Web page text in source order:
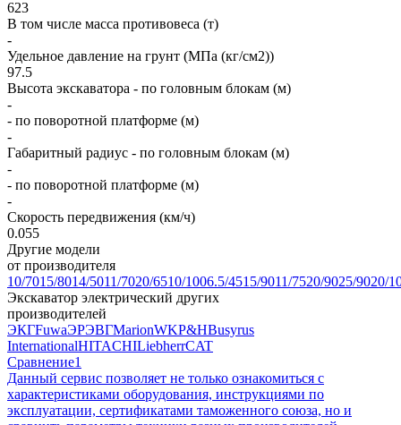
623
В том числе масса противовеса (т)
-
Удельное давление на грунт (МПа (кг/см2))
97.5
Высота экскаватора - по головным блокам (м)
-
- по поворотной платформе (м)
-
Габаритный радиус - по головным блокам (м)
-
- по поворотной платформе (м)
-
Скорость передвижения (км/ч)
0.055
Другие модели
от производителя
10/7015/8014/5011/7020/6510/1006.5/4515/9011/7520/9025/9020/
Экскаватор электрический других
производителей
ЭКГFuwaЭРЭВГMarionWKP&HBusyrus
InternationalHITACHILiebherrCAT
Сравнение1
Данный сервис позволяет не только ознакомиться с
характеристиками оборудования, инструкциями по
эксплуатации, сертификатами таможенного союза, но и